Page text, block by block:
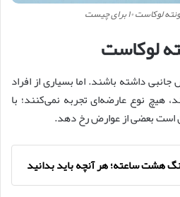
۱۰ برای چیست
لوکاست
داشته باشند. اما بسیاری از افراد
هیچ نوع عارضه‌ای تجربه نمی‌کنند؛ با
است بعضی از عوارض رخ دهد.
هشت ساعته؛ هر آنچه باید بدانید